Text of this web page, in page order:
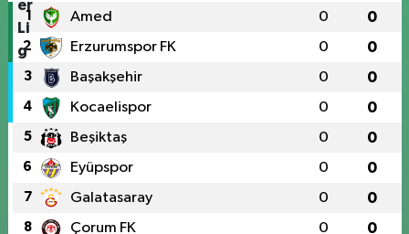
1 Amed 0 0
2 Erzurumspor FK 0 0
3 Başakşehir 0 0
4 Kocaelispor 0 0
5 Beşiktaş 0 0
6 Eyüpspor 0 0
7 Galatasaray 0 0
8 Çorum FK 0 0